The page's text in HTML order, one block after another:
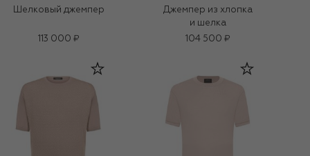
Шелковый джемпер
113 000 ₽
Джемпер из хлопка
и шелка
104 500 ₽